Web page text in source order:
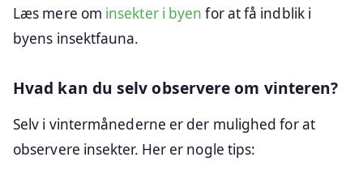
Læs mere om insekter i byen for at få indblik i
byens insektfauna.
Hvad kan du selv observere om vinteren?
Selv i vintermånederne er der mulighed for at
observere insekter. Her er nogle tips: